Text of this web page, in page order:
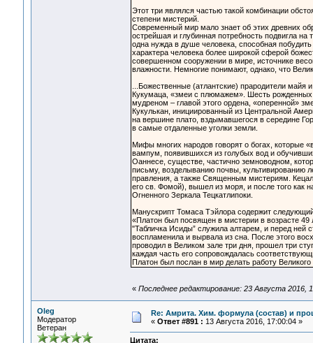
Этот три являлся частью такой комбинации
степени мистерий.
Современный мир мало знает об этих древних
острейшая и глубинная потребность подвигла
одна нужда в душе человека, способная
характера человека более широкой сферой
совершенном сооружении в мире, источнике
влажности. Немногие понимают, однако, что
...Божественные (атлантские) прародители
Кукумаца, «змеи с плюмажем». Шесть
мудреном – главой этого ордена, «оперенной»
Кукулькан, инициированный из Центральной
на вершине плато, вздымавшегося в середине
в самые отдаленные уголки земли.
Мифы многих народов говорят о богах,
вампум, появившихся из голубых вод и
Оаннесе, существе, частично земноводном,
письму, возделыванию почвы, культивированию
правления, а также Священным мистериям.
его св. Фомой), вышел из моря, и после того как
Огненного Зеркала Тецкатлипоки.
Манускрипт Томаса Тэйлора содержит
«Платон был посвящен в мистерии в возрасте
"Табличка Исиды” служила алтарем, и перед ней
воспламенила и вырвала из сна. После этого
проводил в Великом зале три дня, прошел три
каждая часть его сопровождалась
Платон был послан в мир делать работу
« Последнее редактирование: 23 Августа 2016,
Oleg
Модератор
Ветеран
Re: Амрита. Хим. формула (состав) и
« Ответ #891 : 13 Августа 2016, 17:00:04 »
Цитата: